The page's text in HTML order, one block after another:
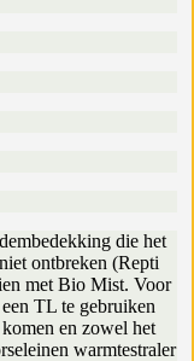
die het
ontbreken (Repti
met Bio Mist. Voor
TL te gebruiken
en zowel het
warmtestraler